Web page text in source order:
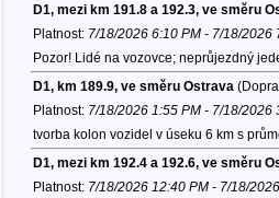
D1, mezi km 191.8 a 192.3, ve směru
Platnost: 7/18/2026 6:10 PM - 7/18/2026
Pozor! Lidé na vozovce; neprůjezdný
D1, km 189.9, ve směru Ostrava
Platnost: 7/18/2026 1:55 PM - 7/18/2026
tvorba kolon vozidel v úseku 6 km s
D1, mezi km 192.4 a 192.6, ve směru
Platnost: 7/18/2026 12:40 PM - 7/18/